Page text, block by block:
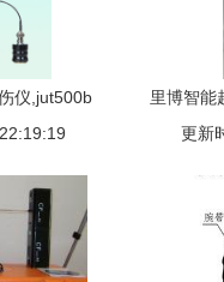
仪,jut500b
界领先品牌
里博智能
更新